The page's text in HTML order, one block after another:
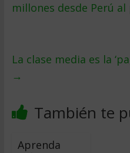
millones desde Perú
La clase media es la
→
También te
Aprenda